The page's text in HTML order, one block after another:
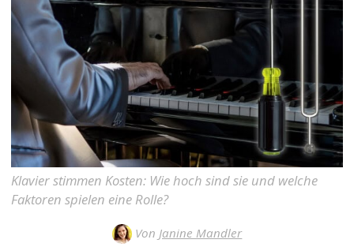
Klavier stimmen Kosten: Wie hoch sind sie und welche
Faktoren spielen eine Rolle?
Von Janine Mandler